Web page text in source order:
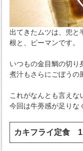
出てきたムツは、兜と
根と、ピーマンです。
いつもの金目鯛の切り
煮汁もさらにごぼうの
これがなんとも言えな
今回は牛蒡感が足りな
カキフライ定食